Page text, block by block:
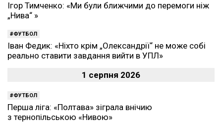
Ігор Тимченко: «Ми були ближчими до перемоги ніж
„Нива“ »
ФУТБОЛ
Іван Федик: «Ніхто крім „Олександрії“ не може собі
реально ставити завдання вийти в УПЛ»
1 серпня 2026
ФУТБОЛ
Перша ліга: «Полтава» зіграла внічию
з тернопільською «Нивою»